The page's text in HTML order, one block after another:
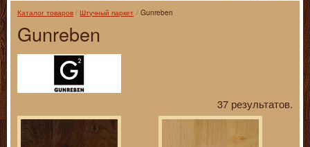
Каталог товаров Штучный паркет Gunreben
Gunreben
37 результатов.